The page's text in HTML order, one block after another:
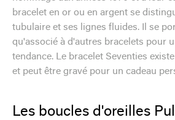
bracelet en or ou en argent se
tubulaire et ses lignes fluides. Il se
qu'associé à d'autres bracelets pour
tendance. Le bracelet Seventies
et peut être gravé pour un cadeau
Les boucles d'oreilles